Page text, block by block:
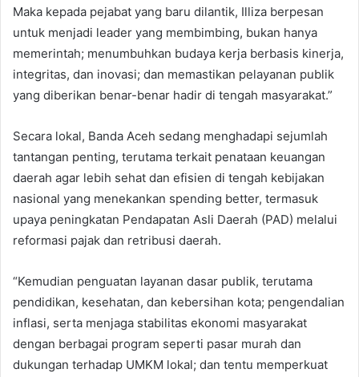
Maka kepada pejabat yang baru dilantik, Illiza berpesan
untuk menjadi leader yang membimbing, bukan hanya
memerintah; menumbuhkan budaya kerja berbasis kinerja,
integritas, dan inovasi; dan memastikan pelayanan publik
yang diberikan benar-benar hadir di tengah masyarakat.”
Secara lokal, Banda Aceh sedang menghadapi sejumlah
tantangan penting, terutama terkait penataan keuangan
daerah agar lebih sehat dan efisien di tengah kebijakan
nasional yang menekankan spending better, termasuk
upaya peningkatan Pendapatan Asli Daerah (PAD) melalui
reformasi pajak dan retribusi daerah.
“Kemudian penguatan layanan dasar publik, terutama
pendidikan, kesehatan, dan kebersihan kota; pengendalian
inflasi, serta menjaga stabilitas ekonomi masyarakat
dengan berbagai program seperti pasar murah dan
dukungan terhadap UMKM lokal; dan tentu memperkuat